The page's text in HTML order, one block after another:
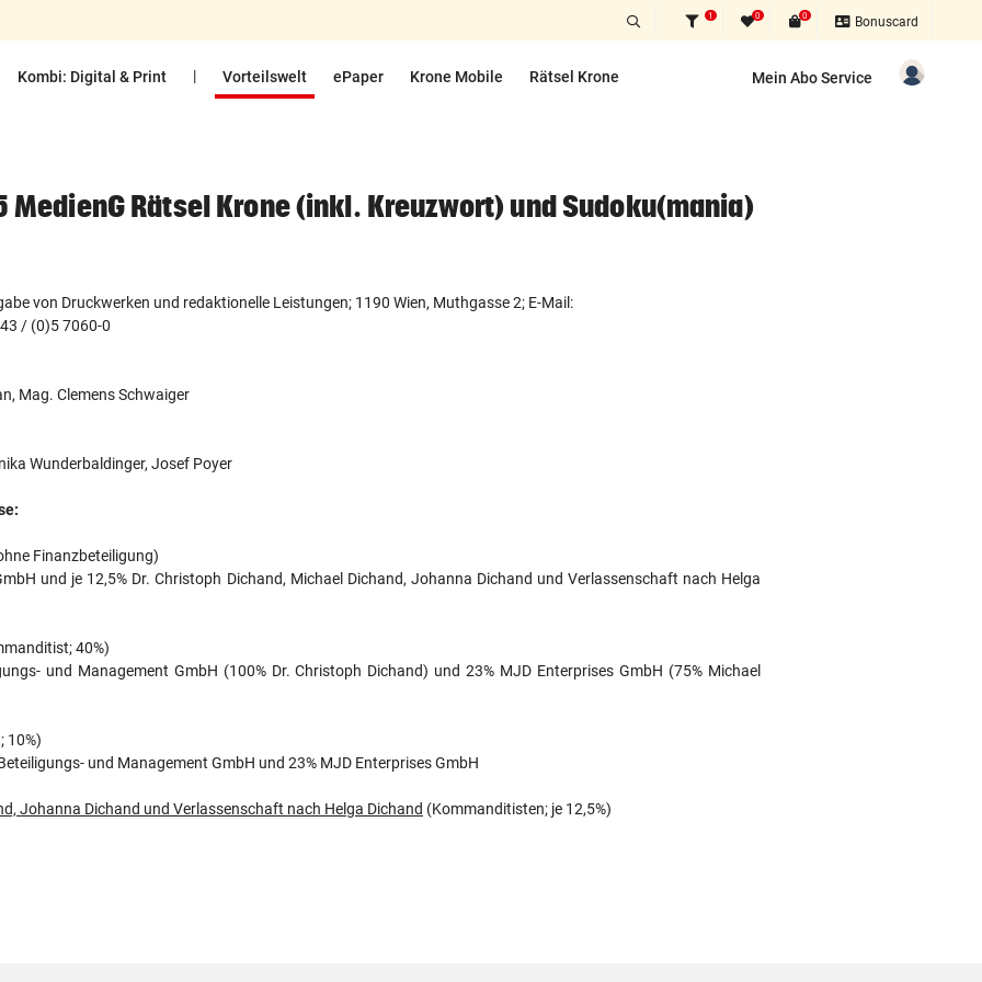
1 0 0 Bonuscard
Kombi: Digital & Print | Vorteilswelt ePaper Krone Mobile Rätsel Krone Mein Abo Service
MedienG Rätsel Krone (inkl. Kreuzwort) und Sudoku(mania)
von Druckwerken und redaktionelle Leistungen; 1190 Wien, Muthgasse 2; E-Mail:
/ (0)5 7060-0
Mag. Clemens Schwaiger
Wunderbaldinger, Josef Poyer
Finanzbeteiligung)
und je 12,5% Dr. Christoph Dichand, Michael Dichand, Johanna Dichand und Verlassenschaft nach Helga
40%)
und Management GmbH (100% Dr. Christoph Dichand) und 23% MJD Enterprises GmbH (75% Michael
10%)
und Management GmbH und 23% MJD Enterprises GmbH
Johanna Dichand und Verlassenschaft nach Helga Dichand (Kommanditisten; je 12,5%)